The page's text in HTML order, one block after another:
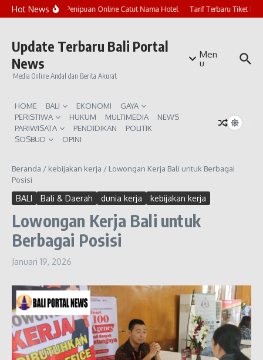
Lewati ke konten
Hot NewsMarak Penipuan Online Catut Nama Hotel Tarif Terbaru Tiket
Update Terbaru Bali Portal
News
Media Online Andal dan Berita Akurat
Men
u
HOME BALI EKONOMI
GAYA
PERISTIWA
HUKUM MULTIMEDIA
NEWS
PARIWISATA
PENDIDIKAN
POLITIK
SOSBUD
OPINI
Beranda / kebijakan kerja / Lowongan Kerja Bali untuk Berbagai
Posisi
BALI Bali & Daerah dunia kerja kebijakan kerja
Lowongan Kerja Bali untuk
Berbagai Posisi
Januari 19, 2026